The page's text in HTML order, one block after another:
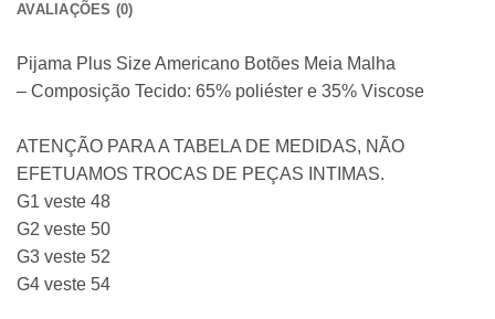
AVALIAÇÕES (0)
Pijama Plus Size Americano Botões Meia Malha
– Composição Tecido: 65% poliéster e 35% Viscose
ATENÇÃO PARA A TABELA DE MEDIDAS, NÃO
EFETUAMOS TROCAS DE PEÇAS INTIMAS.
G1 veste 48
G2 veste 50
G3 veste 52
G4 veste 54